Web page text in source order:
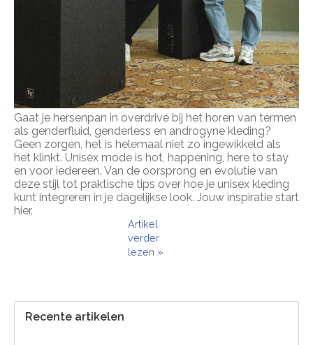
Gaat je hersenpan in overdrive bij het horen van termen
als genderfluid, genderless en androgyne kleding?
Geen zorgen, het is helemaal niet zo ingewikkeld als
het klinkt. Unisex mode is hot, happening, here to stay
en voor iedereen. Van de oorsprong en evolutie van
deze stijl tot praktische tips over hoe je unisex kleding
kunt integreren in je dagelijkse look. Jouw inspiratie start
hier.
Artikel
verder
lezen »
Recente artikelen